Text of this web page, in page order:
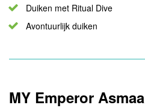
Duiken met Ritual Dive
Avontuurlijk duiken
MY Emperor Asmaa